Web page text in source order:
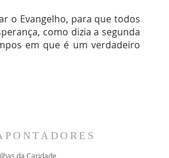
o Evangelho, para que todos
como dizia a segunda
em que é um verdadeiro
da Caridade